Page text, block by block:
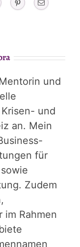
Tumblr PinterestEmail
und
und
an. Mein
für
Zudem
im Rahmen